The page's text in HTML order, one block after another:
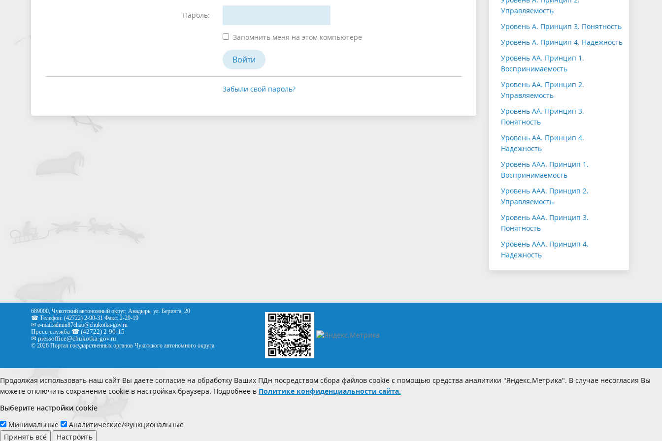
Пароль:
Запомнить меня на этом компьютере
Забыли свой пароль?
Управляемость
Уровень А. Принцип 3. Понятность
Уровень А. Принцип 4. Надежность
Уровень АА. Принцип 1.
Воспринимаемость
Уровень АА. Принцип 2.
Управляемость
Уровень АА. Принцип 3.
Понятность
Уровень АА. Принцип 4.
Надежность
Уровень ААА. Принцип 1.
Воспринимаемость
Уровень ААА. Принцип 2.
Управляемость
Уровень ААА. Принцип 3.
Понятность
Уровень ААА. Принцип 4.
Надежность
689000, Чукотский автономный округ, Анадырь, ул. Беринга, 20
☎ Телефон: (42722) 2-90-31 Факс: 2-29-19
✉ e-mail:admin87chao@chukotka-gov.ru
Пресс-служба ☎ (42722) 2-90-15
✉ pressoffice@chukotka-gov.ru
© 2026 Портал государственных органов Чукотского автономного округа
Продолжая использовать наш сайт Вы даете согласие на обработку Ваших ПДн посредством сбора файлов cookie с помощью средства аналитики "Яндекс.Метрика". В случае несогласия Вы
можете отключить сохранение cookie в настройках браузера. Подробнее в Политике конфиденциальности сайта.
Выберите настройки cookie
Минимальные
Аналитические/Функциональные
Принять всё
Настроить